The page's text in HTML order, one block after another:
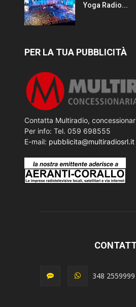
Yoga Radio...
PER LA TUA PUBBLICITÀ
Contatta Multiradio,
Per info: Tel. 059 698555
E-mail: pubblicita@multiradiosrl.it
348 2559999